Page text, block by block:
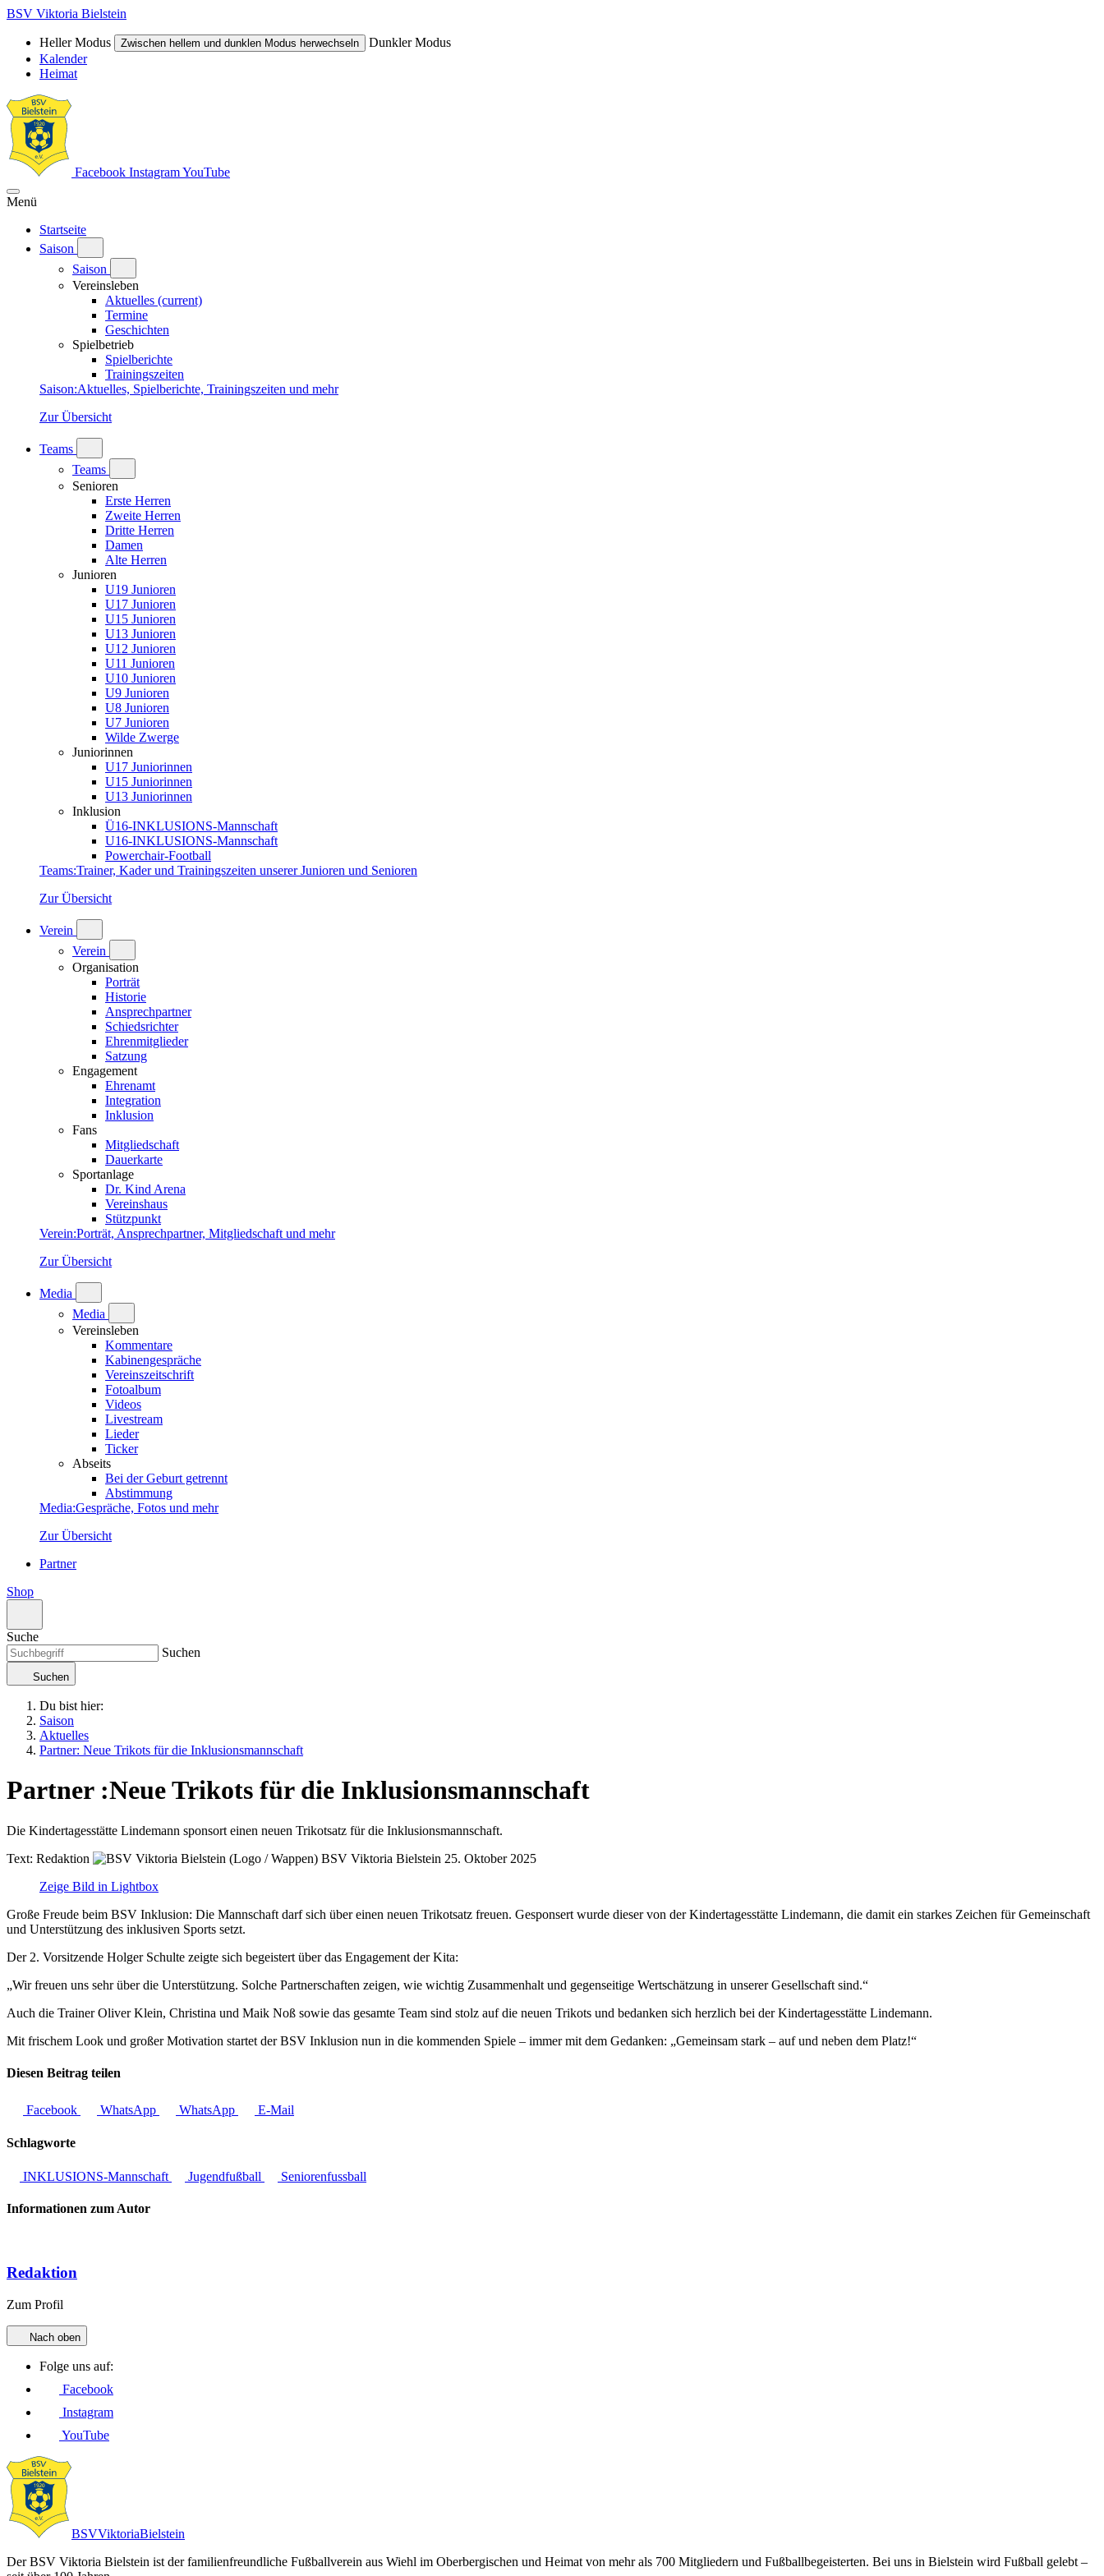
BSV Viktoria Bielstein
Heller Modus Zwischen hellem und dunklen Modus herwechseln
Dunkler Modus
Kalender
Heimat
Facebook InstagramYouTube
Menü
Startseite
Saison
Saison
Vereinsleben
Aktuelles (current)
Termine
Geschichten
Spielbetrieb
Spielberichte
Trainingszeiten
Saison:Aktuelles, Spielberichte, Trainingszeiten und mehr
Zur Übersicht
Teams
Teams
Senioren
Erste Herren
Zweite Herren
Dritte Herren
Damen
Alte Herren
Junioren
U19 Junioren
U17 Junioren
U15 Junioren
U13 Junioren
U12 Junioren
U11 Junioren
U10 Junioren
U9 Junioren
U8 Junioren
U7 Junioren
Wilde Zwerge
Juniorinnen
U17 Juniorinnen
U15 Juniorinnen
U13 Juniorinnen
Inklusion
Ü16-INKLUSIONS-Mannschaft
U16-INKLUSIONS-Mannschaft
Powerchair-Football
Teams:Trainer, Kader und Trainingszeiten unserer Junioren und Senioren
Zur Übersicht
Verein
Verein
Organisation
Porträt
Historie
Ansprechpartner
Schiedsrichter
Ehrenmitglieder
Satzung
Engagement
Ehrenamt
Integration
Inklusion
Fans
Mitgliedschaft
Dauerkarte
Sportanlage
Dr. Kind Arena
Vereinshaus
Stützpunkt
Verein:Porträt, Ansprechpartner, Mitgliedschaft und mehr
Zur Übersicht
Media
Media
Vereinsleben
Kommentare
Kabinengespräche
Vereinszeitschrift
Fotoalbum
Videos
Livestream
Lieder
Ticker
Abseits
Bei der Geburt getrennt
Abstimmung
Media:Gespräche, Fotos und mehr
Zur Übersicht
Partner
Shop
Suche
Suchen
Suchen
Du bist hier:
Saison
Aktuelles
Partner: Neue Trikots für die Inklusionsmannschaft
Partner :Neue Trikots für die Inklusionsmannschaft
Die Kindertagesstätte Lindemann sponsort einen neuen Trikotsatz für die Inklusionsmannschaft.
Text: Redaktion BSV Viktoria Bielstein 25. Oktober 2025
Zeige Bild in Lightbox
Große Freude beim BSV Inklusion: Die Mannschaft darf sich über einen neuen Trikotsatz freuen. Gesponsert wurde dieser von der Kindertagesstätte Lindemann, die damit ein starkes Zeichen für Gemeinschaft
und Unterstützung des inklusiven Sports setzt.
Der 2. Vorsitzende Holger Schulte zeigte sich begeistert über das Engagement der Kita:
„Wir freuen uns sehr über die Unterstützung. Solche Partnerschaften zeigen, wie wichtig Zusammenhalt und gegenseitige Wertschätzung in unserer Gesellschaft sind.“
Auch die Trainer Oliver Klein, Christina und Maik Noß sowie das gesamte Team sind stolz auf die neuen Trikots und bedanken sich herzlich bei der Kindertagesstätte Lindemann.
Mit frischem Look und großer Motivation startet der BSV Inklusion nun in die kommenden Spiele – immer mit dem Gedanken: „Gemeinsam stark – auf und neben dem Platz!“
Diesen Beitrag teilen
Facebook WhatsApp WhatsApp E-Mail
Schlagworte
INKLUSIONS-Mannschaft Jugendfußball Seniorenfussball
Informationen zum Autor
Redaktion
Zum Profil
Nach oben
Folge uns auf:
Facebook
Instagram
YouTube
BSVViktoriaBielstein
Der BSV Viktoria Bielstein ist der familienfreundliche Fußballverein aus Wiehl im Oberbergischen und Heimat von mehr als 700 Mitgliedern und Fußballbegeisterten. Bei uns in Bielstein wird Fußball gelebt –